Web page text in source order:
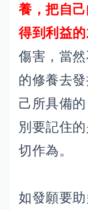
養，把自
得到利益的
傷害，當
的修養去
己所具備
別要記住
切作為。
如發願要